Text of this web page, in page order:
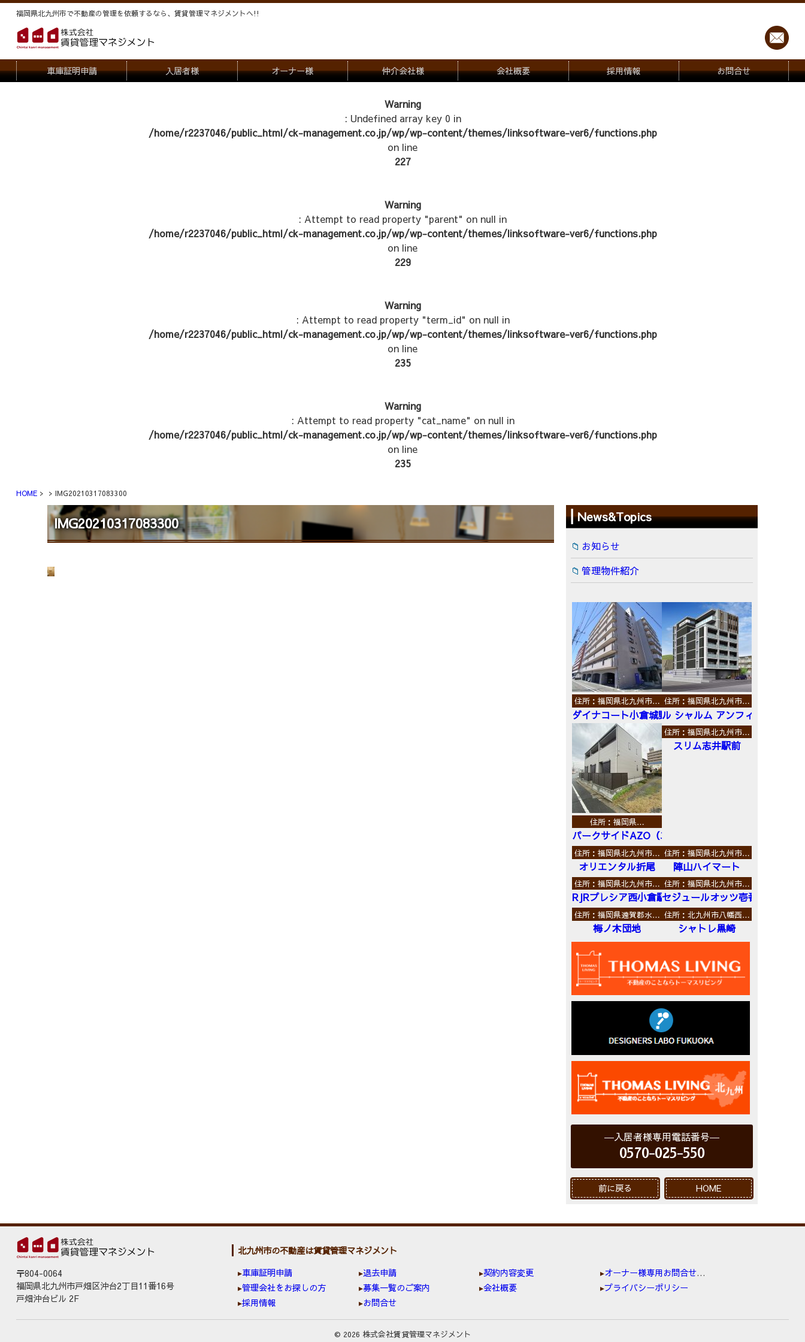
福岡県北九州市で不動産の管理を依頼するなら、賃貸管理マネジメントヘ!!
車庫証明申請 入居者様 オーナー様 仲介会社様
物件写真
管理物件紹介
会社概要 採用情報 お問合せ
Warning
: Undefined array key 0 in
/home/r2237046/public_html/ck-management.co.jp/wp/wp-content/themes/linksoftware-ver6/functions.php
on line
227
Warning
: Attempt to read property "parent" on null in
/home/r2237046/public_html/ck-management.co.jp/wp/wp-content/themes/linksoftware-ver6/functions.php
on line
229
Warning
: Attempt to read property "term_id" on null in
/home/r2237046/public_html/ck-management.co.jp/wp/wp-content/themes/linksoftware-ver6/functions.php
on line
235
Warning
: Attempt to read property "cat_name" on null in
/home/r2237046/public_html/ck-management.co.jp/wp/wp-content/themes/linksoftware-ver6/functions.php
on line
235
HOME IMG20210317083300
IMG20210317083300 News&Topics
お知らせ
管理物件紹介
住所：福岡県北九州市…
ダイナコート小倉城野
住所：福岡県北九州市…
ル シャルム アンフィニ
住所：福岡県…
パークサイドAZO（エーゼットオー）
住所：福岡県北九州市…
スリム志井駅前
住所：福岡県北九州市…
オリエンタル折尾
住所：福岡県北九州市…
陣山ハイマート
住所：福岡県北九州市…
RJRプレシア西小倉駅前
住所：福岡県北九州市…
セジュールオッツ壱番館
住所：福岡県遠賀郡水…
梅ノ木団地
住所：北九州市八幡西…
シャトレ黒崎
入居者様専用電話番号
0570-025-550
前に戻る HOME
〒804-0064
福岡県北九州市戸畑区沖台2丁目11番16号
戸畑沖台ビル 2F
北九州市の不動産は賃貸管理マネジメント
車庫証明申請
退去申請 契約内容変更
オーナー様専用お問合せ窓口
管理会社をお探しの方
募集一覧のご案内 会社概要
プライバシーポリシー
採用情報
お問合せ
© 2026 株式会社賃貸管理マネジメント